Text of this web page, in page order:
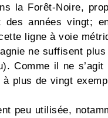
la Forêt-Noire,
années vingt;
ligne à voie
ne suffisent
il ne
plus de vingt
peu utilisée,